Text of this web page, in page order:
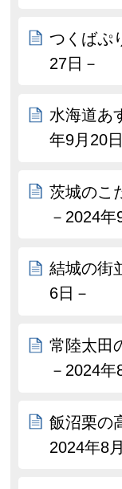
つくばぷ
27日－
水海道あ
年9月20
茨城のこ
－2024年
結城の街
6日－
常陸太田
－2024年
飯沼栗の
2024年8